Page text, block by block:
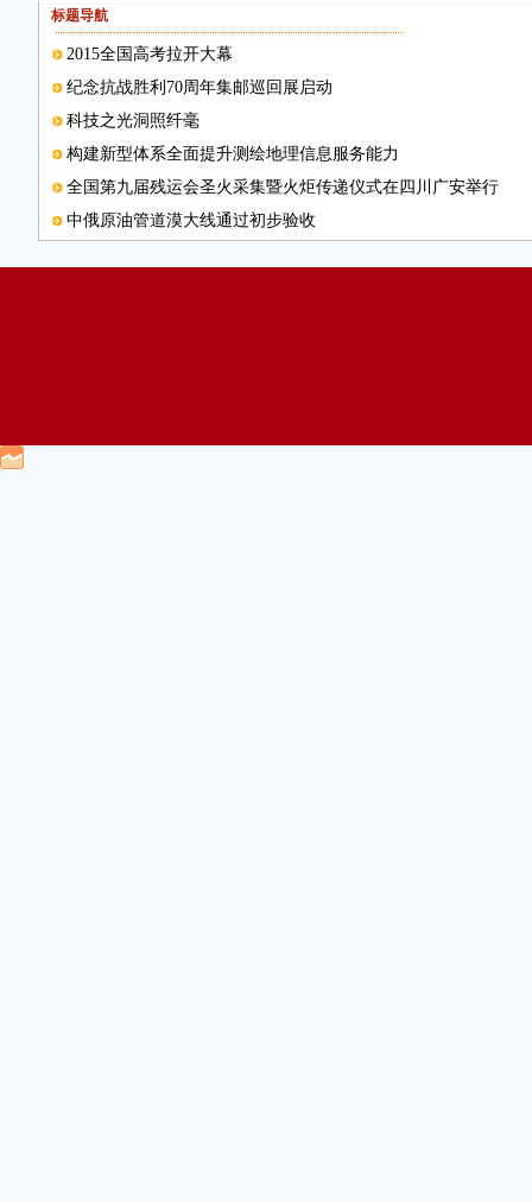
标题导航
2015全国高考拉开大幕
纪念抗战胜利70周年集邮巡回展启动
科技之光洞照纤毫
构建新型体系全面提升测绘地理信息服务能力
全国第九届残运会圣火采集暨火炬传递仪式在四川广安举行
中俄原油管道漠大线通过初步验收